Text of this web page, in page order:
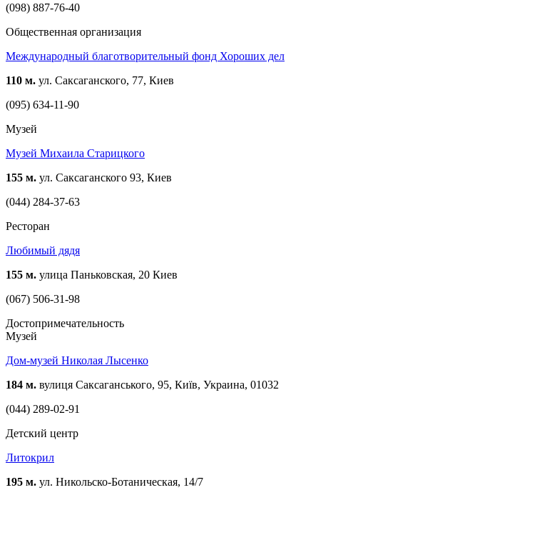
(098) 887-76-40
Общественная организация
Международный благотворительный фонд Хороших дел
110 м. ул. Саксаганского, 77, Киев
(095) 634-11-90
Музей
Музей Михаила Старицкого
155 м. ул. Саксаганского 93, Киев
(044) 284-37-63
Ресторан
Любимый дядя
155 м. улица Паньковская, 20 Киев
(067) 506-31-98
Достопримечательность
Музей
Дом-музей Николая Лысенко
184 м. вулиця Саксаганського, 95, Київ, Украина, 01032
(044) 289-02-91
Детский центр
Литокрил
195 м. ул. Никольско-Ботаническая, 14/7